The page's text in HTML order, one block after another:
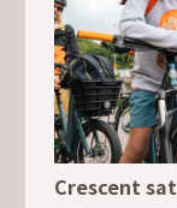
Crescent